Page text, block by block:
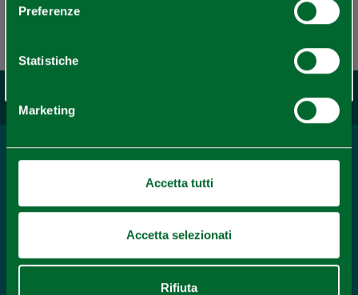
Preferenze
Statistiche
Marketing
Accetta tutti
Accetta selezionati
Rifiuta
Redazione Piacenza e provincia
APPROFONDISCI
Cinema
Bobbio Film Festival